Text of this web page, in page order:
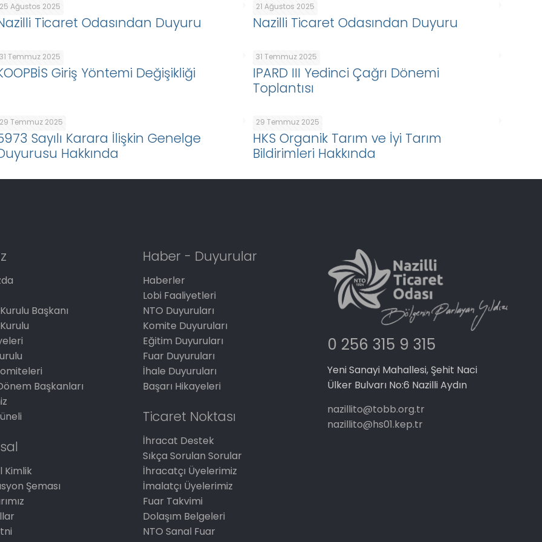
25 Ağustos 2025
Ticaret Odasından Duyuru
21 Ağustos 2025
Nazilli Ticaret Odasından Duyuru
31 Temmuz 2025
Giriş Yöntemi Değişikliği
31 Temmuz 2025
IPARD III Yedinci Çağrı Dönemi
Toplantısı
29 Temmuz 2025
Sayılı Karara İlişkin Genelge
Hakkında
29 Temmuz 2025
HKS Organik Tarım ve İyi Tarım
Bildirimleri Hakkında
Başkanı
Başkanları
Kimlik
Şeması
Haber - Duyurular
Haberler
Lobi Faaliyetleri
NTO Duyuruları
Komite Duyuruları
Eğitim Duyuruları
Fuar Duyuruları
İhale Duyuruları
Başarı Hikayeleri
Ticaret Noktası
İhracat Destek
Sıkça Sorulan Sorular
İhracatçı Üyelerimiz
İmalatçı Üyelerimiz
Fuar Takvimi
Dolaşım Belgeleri
NTO Sanal Fuar
0 256 315 9 315
Yeni Sanayi Mahallesi, Şehit Naci
Ülker Bulvarı No:6 Nazilli Aydın
nazillito@tobb.org.tr
nazillito@hs01.kep.tr